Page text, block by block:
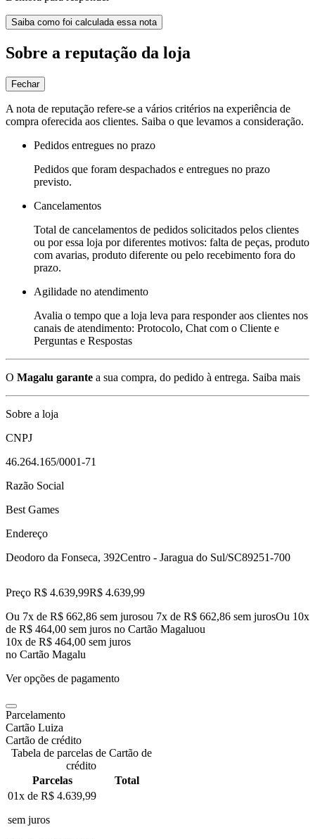
Saiba como foi calculada essa nota
Sobre a reputação da loja
Fechar
A nota de reputação refere-se a vários critérios na experiência de
compra oferecida aos clientes. Saiba o que levamos a consideração.
Pedidos entregues no prazo
Pedidos que foram despachados e entregues no prazo
previsto.
Cancelamentos
Total de cancelamentos de pedidos solicitados pelos clientes
ou por essa loja por diferentes motivos: falta de peças, produto
com avarias, produto diferente ou pelo recebimento fora do
prazo.
Agilidade no atendimento
Avalia o tempo que a loja leva para responder aos clientes nos
canais de atendimento: Protocolo, Chat com o Cliente e
Perguntas e Respostas
O Magalu garante a sua compra, do pedido à entrega. Saiba mais
Sobre a loja
CNPJ
46.264.165/0001-71
Razão Social
Best Games
Endereço
Deodoro da Fonseca, 392Centro - Jaragua do Sul/SC89251-700
Preço R$ 4.639,99R$ 4.639,99
Ou 7x de R$ 662,86 sem jurosou 7x de R$ 662,86 sem jurosOu 10x
de R$ 464,00 sem juros no Cartão Magaluou
10x de R$ 464,00 sem juros
no Cartão Magalu
Ver opções de pagamento
Parcelamento
Cartão Luiza
Cartão de crédito
Tabela de parcelas de Cartão de
crédito
Parcelas
Total
01x de R$ 4.639,99
sem juros